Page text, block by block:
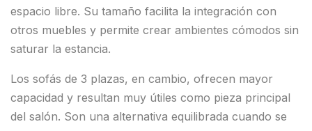
espacio libre. Su tamaño facilita la integración con
otros muebles y permite crear ambientes cómodos sin
saturar la estancia.
Los sofás de 3 plazas, en cambio, ofrecen mayor
capacidad y resultan muy útiles como pieza principal
del salón. Son una alternativa equilibrada cuando se